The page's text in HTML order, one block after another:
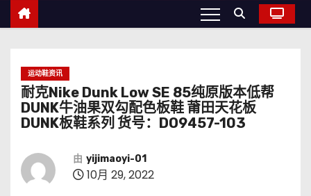
运动鞋资讯
耐克Nike Dunk Low SE 85纯原版本低帮
DUNK牛油果双勾配色板鞋 莆田天花板
DUNK板鞋系列 货号：DO9457-103
由 yijimaoyi-01
10月 29, 2022